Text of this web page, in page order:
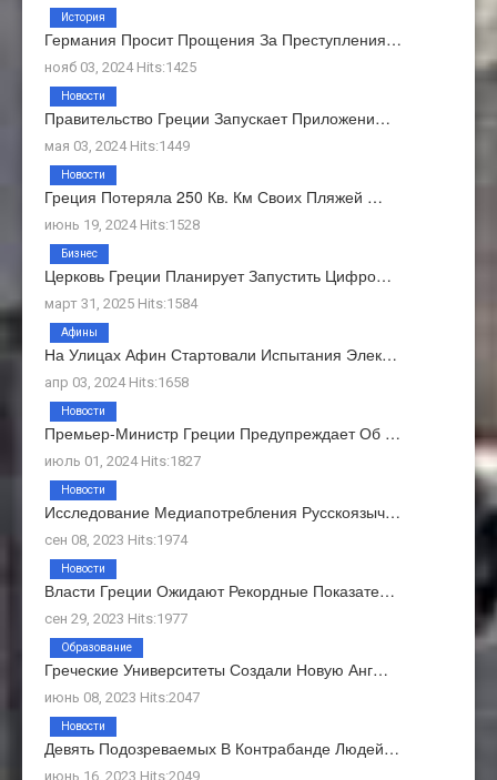
Германия Просит Прощения За Преступления…
нояб 03, 2024 Hits:1425
История
Правительство Греции Запускает Приложени…
мая 03, 2024 Hits:1449
Новости
Греция Потеряла 250 Кв. Км Своих Пляжей …
июнь 19, 2024 Hits:1528
Новости
Церковь Греции Планирует Запустить Цифро…
март 31, 2025 Hits:1584
Бизнес
На Улицах Афин Стартовали Испытания Элек…
апр 03, 2024 Hits:1658
Афины
Премьер-Министр Греции Предупреждает Об …
июль 01, 2024 Hits:1827
Новости
Исследование Медиапотребления Русскоязыч…
сен 08, 2023 Hits:1974
Новости
Власти Греции Ожидают Рекордные Показате…
сен 29, 2023 Hits:1977
Новости
Греческие Университеты Создали Новую Анг…
июнь 08, 2023 Hits:2047
Образование
Девять Подозреваемых В Контрабанде Людей…
июнь 16, 2023 Hits:2049
Новости